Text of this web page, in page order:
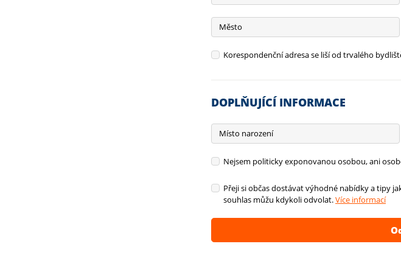
Město
Korespondenční adresa se liší od trvalého
DOPLŇUJÍCÍ INFORMACE
Místo narození
Nejsem politicky exponovanou osobou, ani
Přeji si občas dostávat výhodné nabídky a tipy
souhlas můžu kdykoli odvolat.Více informací